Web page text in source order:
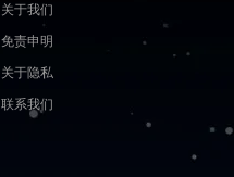
关于我们
免责申明
关于隐私
联系我们